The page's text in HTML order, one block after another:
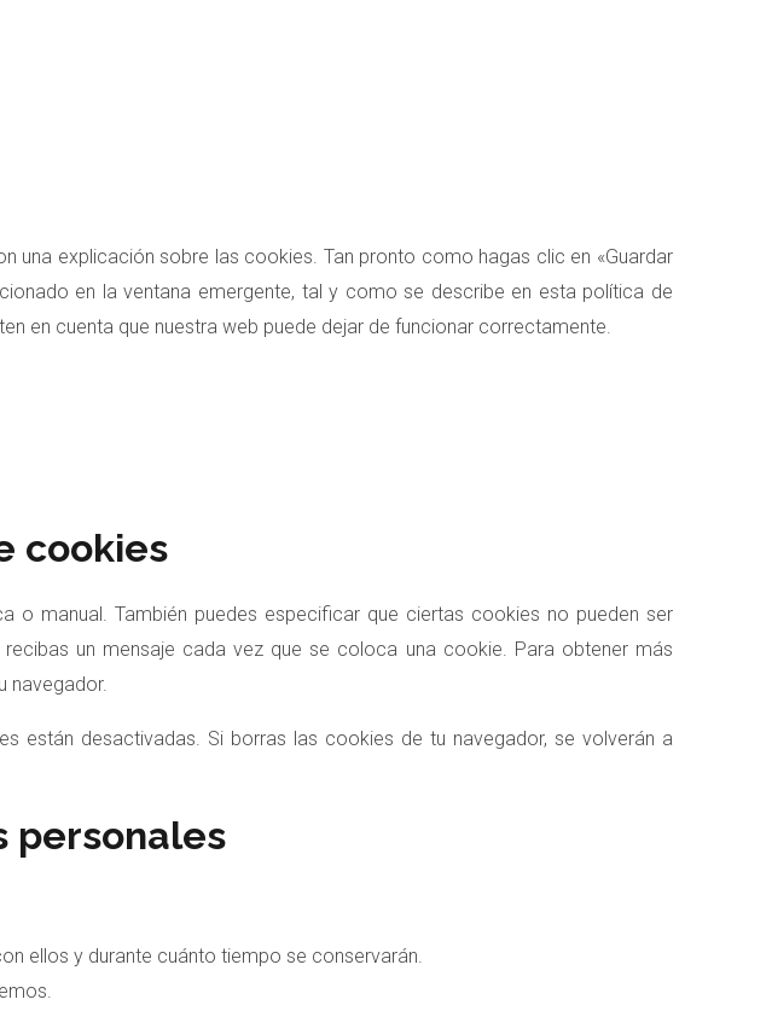
una explicación sobre las cookies. Tan pronto como hagas clic en «Guardar
en la ventana emergente, tal y como se describe en esta política de
en cuenta que nuestra web puede dejar de funcionar correctamente.
cookies
o manual. También puedes especificar que ciertas cookies no pueden ser
un mensaje cada vez que se coloca una cookie. Para obtener más
navegador.
están desactivadas. Si borras las cookies de tu navegador, se volverán a
personales
ellos y durante cuánto tiempo se conservarán.